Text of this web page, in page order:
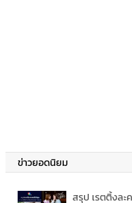
ข่าวยอดนิยม
สรุป เรตติ้งละ